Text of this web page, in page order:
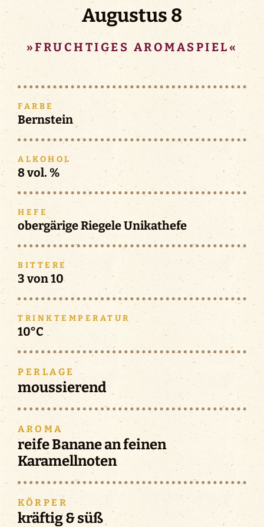
BIERTRAUM.DE
RIEGELE-SHOP.DE
Augustus 8
»FRUCHTIGES AROMASPIEL«
FARBE
Bernstein
ALKOHOL
8 vol. %
HEFE
obergärige Riegele Unikathefe
BITTERE
3 von 10
TRINKTEMPERATUR
10°C
PERLAGE
moussierend
AROMA
reife Banane an feinen
Karamellnoten
KÖRPER
kräftig & süß